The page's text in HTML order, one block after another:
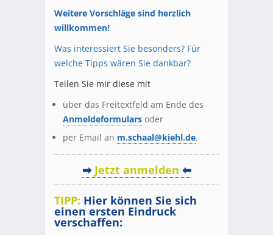
Weitere Vorschläge sind herzlich
willkommen!
Was interessiert Sie besonders? Für
welche Tipps wären Sie dankbar?
Teilen Sie mir diese mit
über das Freitextfeld am Ende des
Anmeldeformulars oder
per Email an m.schaal@kiehl.de.
➡Jetzt anmelden ⬅
TIPP: Hier können Sie sich
einen ersten Eindruck
verschaffen: